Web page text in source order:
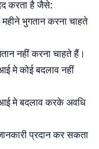
करता है जैसे:
भुगतान करना चाहते
नहीं करना चाहते हैं।
मे कोई बदलाव नहीं
मे बदलाव करके अवधि
प्रदान कर सकता